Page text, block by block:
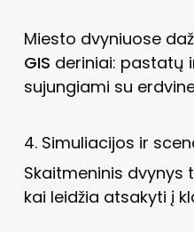
Miesto dvyniuose
GIS deriniai: pastatų
sujungiami su
4. Simuliacijos ir
Skaitmeninis
kai leidžia atsakyti į